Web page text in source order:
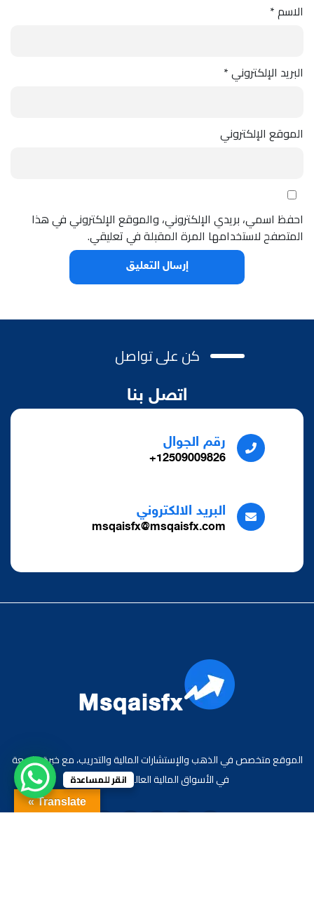
الاسم*
البريد الإلكتروني*
الموقع الإلكتروني
احفظ اسمي، بريدي الإلكتروني، والموقع الإلكتروني في هذا
المتصفح لاستخدامها المرة المقبلة في تعليقي.
كن على تواصل
اتصل بنا
رقم الجوال
12509009826+
البريد الالكتروني
msqaisfx@msqaisfx.com
الموقع متخصص في الذهب والإستشارات المالية والتدريب، مع خبرة واسعة
في الأسواق المالية العالمية والعربية.
Translate »
انقر للمساعدة